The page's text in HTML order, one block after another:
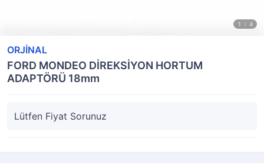
ORJİNAL
FORD MONDEO DİREKSİYON HORTUM
ADAPTÖRÜ 18mm
Lütfen Fiyat Sorunuz